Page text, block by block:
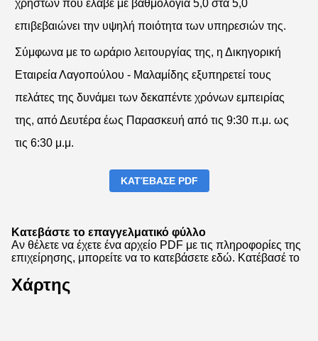
χρηστών που έλαβε με βαθμολογία 5,0 στα 5,0
επιβεβαιώνει την υψηλή ποιότητα των υπηρεσιών της.
Σύμφωνα με το ωράριο λειτουργίας της, η Δικηγορική
Εταιρεία Λαγοπούλου - Μαλαμίδης εξυπηρετεί τους
πελάτες της δυνάμει των δεκαπέντε χρόνων εμπειρίας
της, από Δευτέρα έως Παρασκευή από τις 9:30 π.μ. ως
τις 6:30 μ.μ.
ΚΑΤΈΒΑΣΕ PDF
Κατεβάστε το επαγγελματικό φύλλο
Αν θέλετε να έχετε ένα αρχείο PDF με τις πληροφορίες της
επιχείρησης, μπορείτε να το κατεβάσετε εδώ. Κατέβασέ το
Χάρτης